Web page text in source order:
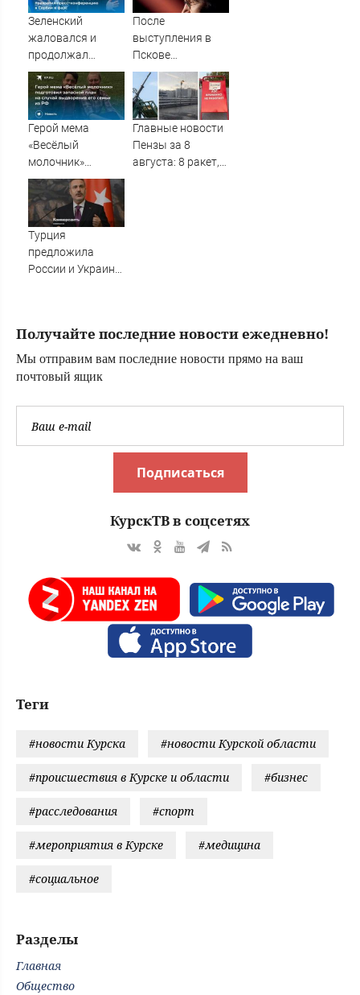
Новости на
Зеленский
жаловался и
продолжал
клянчить:
украинский
просрочка
превратил пресс-
конференцию в
После
выступления в
Пскове
группировка
«Ленинград»
отменила
концерты в
Якутске и
Саранске
Герой мема
«Весёлый
молочник»
подготовил
запасной план на
случай
выдворения его
Главные новости
Пензы за 8
августа: 8 ракет,
Турция
предложила
России и Украине
море
Получайте последние новости ежедневно!
Мы отправим вам последние новости прямо на ваш
почтовый ящик
Подписаться
КурскТВ в соцсетях
Теги
#новости Курска #новости Курской области
#происшествия в Курске и области #бизнес
#расследования #спорт
#мероприятия в Курске #медицина
#социальное
Разделы
Главная
Общество